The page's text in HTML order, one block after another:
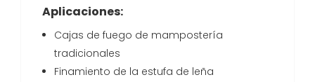
Aplicaciones:
Cajas de fuego de mampostería
tradicionales
Finamiento de la estufa de leña